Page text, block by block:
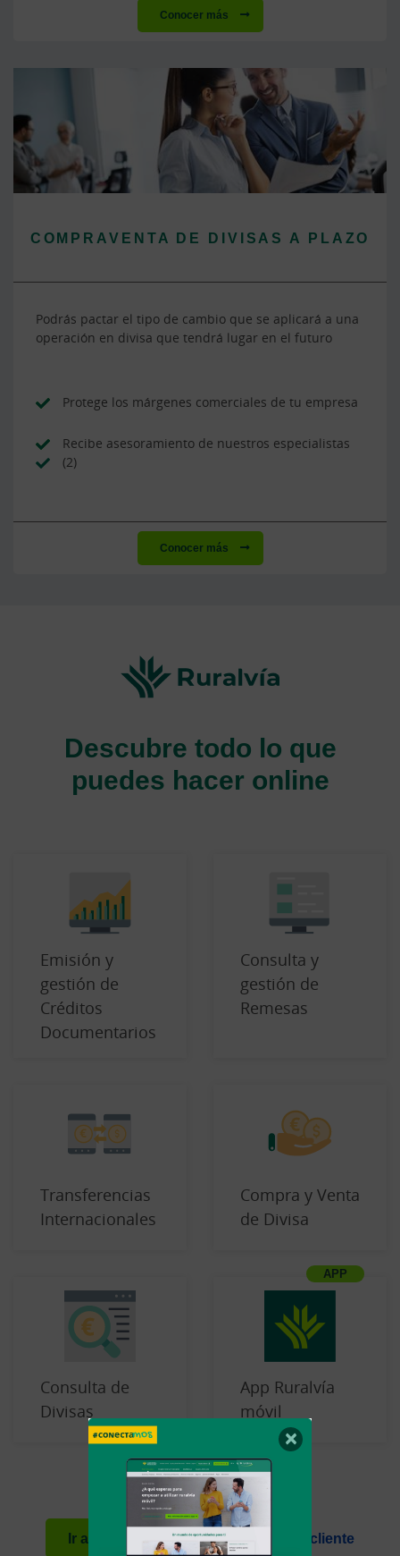
Conocer más
COMPRAVENTA DE DIVISAS A PLAZO
Podrás pactar el tipo de cambio que se aplicará a una
operación en divisa que tendrá lugar en el futuro
Protege los márgenes comerciales de tu empresa
Recibe asesoramiento de nuestros especialistas
(2)
Conocer más
Descubre todo lo que
puedes hacer online
Emisión y
gestión de
Créditos
Documentarios
Consulta y
gestión de
Remesas
Transferencias
Internacionales
Compra y Venta
de Divisa
Consulta de
Divisas
App Ruralvía
móvil
Ir a Ruralvía Aún no soy cliente
×